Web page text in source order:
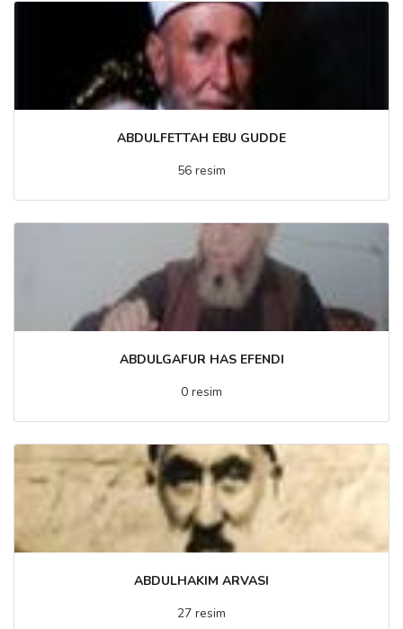
ABDULFETTAH EBU GUDDE
56 resim
ABDULGAFUR HAS EFENDI
0 resim
ABDULHAKIM ARVASI
27 resim